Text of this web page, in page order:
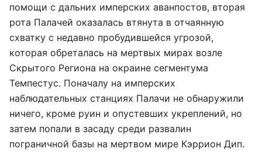
помощи с дальних имперских аванпостов, вторая
рота Палачей оказалась втянута в отчаянную
схватку с недавно пробудившейся угрозой,
которая обреталась на мертвых мирах возле
Скрытого Региона на окраине сегментума
Темпестус. Поначалу на имперских
наблюдательных станциях Палачи не обнаружили
ничего, кроме руин и опустевших укреплений, но
затем попали в засаду среди развалин
пограничной базы на мертвом мире Кэррион Дип.